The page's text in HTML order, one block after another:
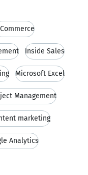
Inside Sales
Microsoft Excel
Management
marketing
Analytics